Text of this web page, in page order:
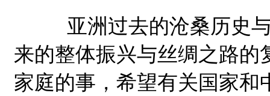
亚洲过去的沧桑历史与
来的整体振兴与丝绸之路的
家庭的事，希望有关国家